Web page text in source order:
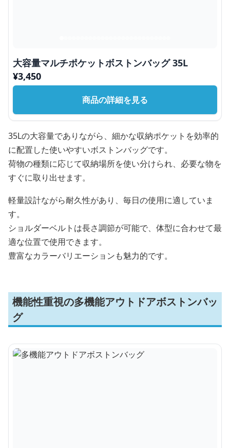
大容量マルチポケットボストンバッグ 35L
¥3,450
商品の詳細を見る
35Lの大容量でありながら、細かな収納ポケットを効率的
に配置した使いやすいボストンバッグです。
荷物の種類に応じて収納場所を使い分けられ、必要な物を
すぐに取り出せます。
軽量設計ながら耐久性があり、毎日の使用に適していま
す。
ショルダーベルトは長さ調節が可能で、体型に合わせて最
適な位置で使用できます。
豊富なカラーバリエーションも魅力的です。
機能性重視の多機能アウトドアボストンバッ
グ